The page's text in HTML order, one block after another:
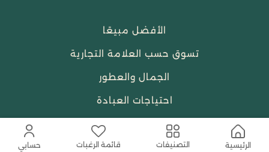
الرئيسية التصنيفات قائمة الرغبات حسابي
الأفضل مبيعًا
تسوق حسب العلامة التجارية
الجمال والعطور
احتياجات العبادة